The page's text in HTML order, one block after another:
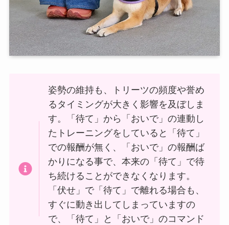
姿勢の維持も、トリーツの頻度や誉め
るタイミングが大きく影響を及ぼしま
す。「待て」から「おいで」の連動し
たトレーニングをしていると「待て」
での報酬が無く、「おいで」の報酬ば
かりになる事で、本来の「待て」で待
ち続けることができなくなります。
「伏せ」で「待て」で離れる場合も、
すぐに動き出してしまっていますの
で、「待て」と「おいで」のコマンド